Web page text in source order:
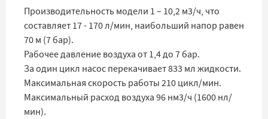
Производительность модели 1 – 10,2 м3/ч, что
составляет 17 - 170 л/мин, наибольший напор равен
70 м (7 бар).
Рабочее давление воздуха от 1,4 до 7 бар.
За один цикл насос перекачивает 833 мл жидкости.
Максимальная скорость работы 210 цикл/мин.
Максимальный расход воздуха 96 нм3/ч (1600 нл/
мин).